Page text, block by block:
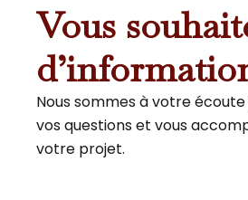
Vous
Nous sommes à votre
vos questions et vous
votre projet.